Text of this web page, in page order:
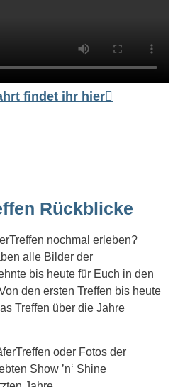
findet ihr hier
Rückblicke
nochmal erleben?
alle Bilder der
bis heute für Euch in den
den ersten Treffen bis heute
Treffen über die Jahre
oder Fotos der
Show ’n‘ Shine